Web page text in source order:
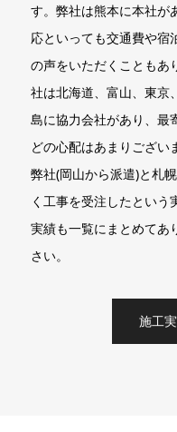
す。弊社は熊本に本社が
応といっても交通費や宿
の声をいただくこともあ
社は北海道、富山、東京
島に協力会社があり、最
どの心配はあまりござい
弊社(岡山から派遣)と札
く工事を受注したという
実績も一覧にまとめてあ
さい。
施工